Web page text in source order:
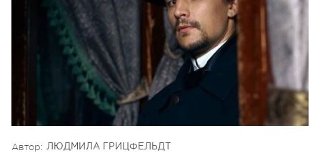
Автор: ЛЮДМИЛА ГРИЦФЕЛЬДТ